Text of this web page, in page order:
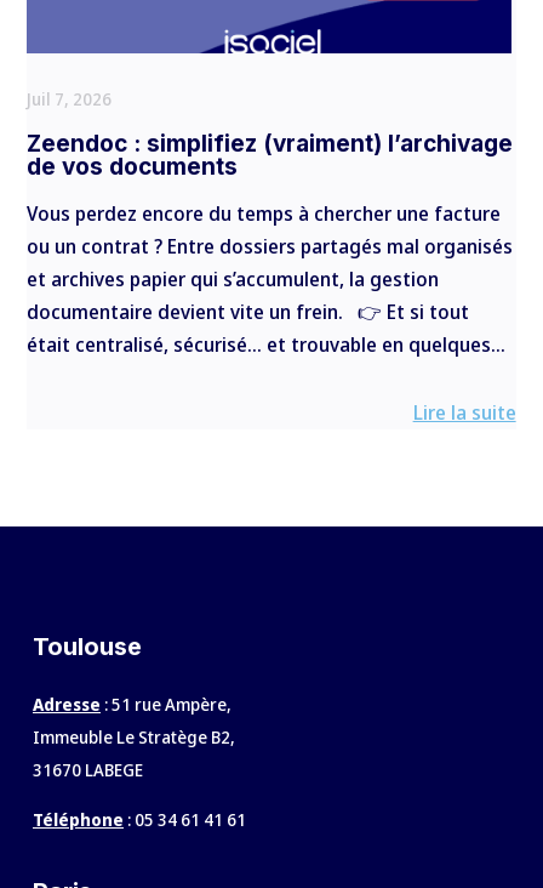
Zeendoc : simplifiez (vraiment) l’archivage
de vos documents
Juil 7, 2026
Vous perdez encore du temps à chercher une facture
ou un contrat ? Entre dossiers partagés mal organisés
et archives papier qui s’accumulent, la gestion
documentaire devient vite un frein. 👉 Et si tout
était centralisé, sécurisé… et trouvable en quelques...
Lire la suite
Toulouse
Adresse : 51 rue Ampère,
Immeuble Le Stratège B2,
31670 LABEGE
Téléphone : 05 34 61 41 61